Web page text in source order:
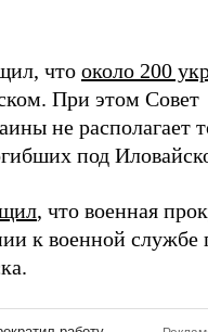
что около 200
При этом Совет
не располагает
под
, что военная
к военной службе